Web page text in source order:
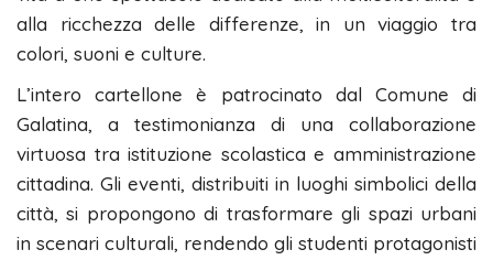
alla ricchezza delle differenze, in un viaggio tra
colori, suoni e culture.
L’intero cartellone è patrocinato dal Comune di
Galatina, a testimonianza di una collaborazione
virtuosa tra istituzione scolastica e amministrazione
cittadina. Gli eventi, distribuiti in luoghi simbolici della
città, si propongono di trasformare gli spazi urbani
in scenari culturali, rendendo gli studenti protagonisti